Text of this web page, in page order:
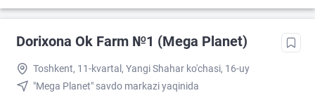
Dorixona Ok Farm №1 (Mega Planet)
Toshkent, 11-kvartal, Yangi Shahar ko'chasi, 16-uy
"Mega Planet" savdo markazi yaqinida